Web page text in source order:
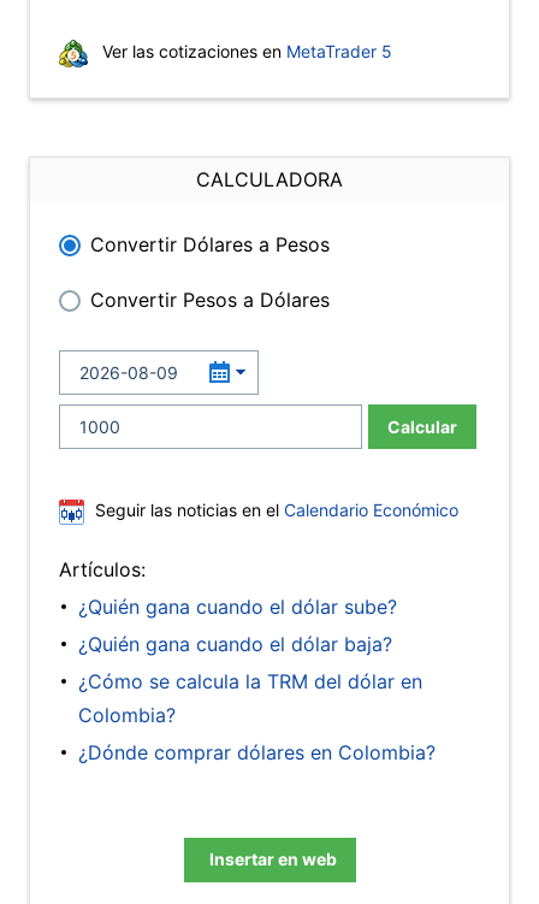
Ver las cotizaciones en MetaTrader 5
CALCULADORA
Convertir Dólares a Pesos
Convertir Pesos a Dólares
Calcular
Seguir las noticias en el Calendario Económico
Artículos:
¿Quién gana cuando el dólar sube?
¿Quién gana cuando el dólar baja?
¿Cómo se calcula la TRM del dólar en
Colombia?
¿Dónde comprar dólares en Colombia?
Insertar en web